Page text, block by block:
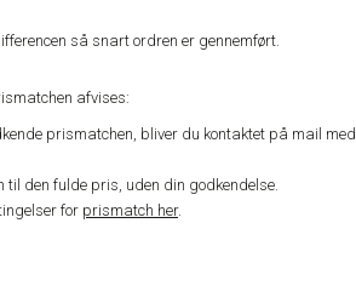
så snart ordren er gennemført.
afvises:
prismatchen, bliver du kontaktet på mail med
til den fulde pris, uden din godkendelse.
for prismatch her.